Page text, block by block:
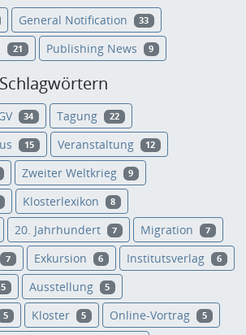
General Notification 33
21 Publishing News 9
34 Tagung 22
15 Veranstaltung 12
Zweiter Weltkrieg 9
Klosterlexikon 8
20. Jahrhundert 7 Migration 7
7 Exkursion 6 Institutsverlag 6
5 Ausstellung 5
5 Kloster 5 Online-Vortrag 5